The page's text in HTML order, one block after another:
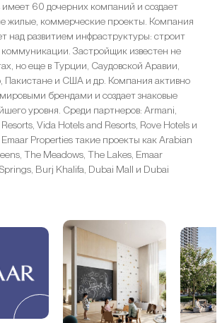
имеет 60 дочерних компаний и создает
жилые, коммерческие проекты. Компания
над развитием инфраструктуры: строит
Застройщик известен не
но еще в Турции, Саудовской Аравии,
Пакистане и США и др. Компания активно
брендами и создает знаковые
уровня. Среди партнеров: Armani,
Vida Hotels and Resorts, Rove Hotels и
Properties такие проекты как Arabian
The Meadows, The Lakes, Emaar
Burj Khalifa, Dubai Mall и Dubai